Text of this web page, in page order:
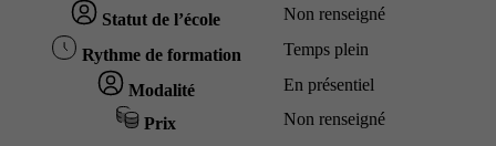
Statut de l’école Non renseigné
Rythme de formation Temps plein
Modalité En présentiel
Prix Non renseigné